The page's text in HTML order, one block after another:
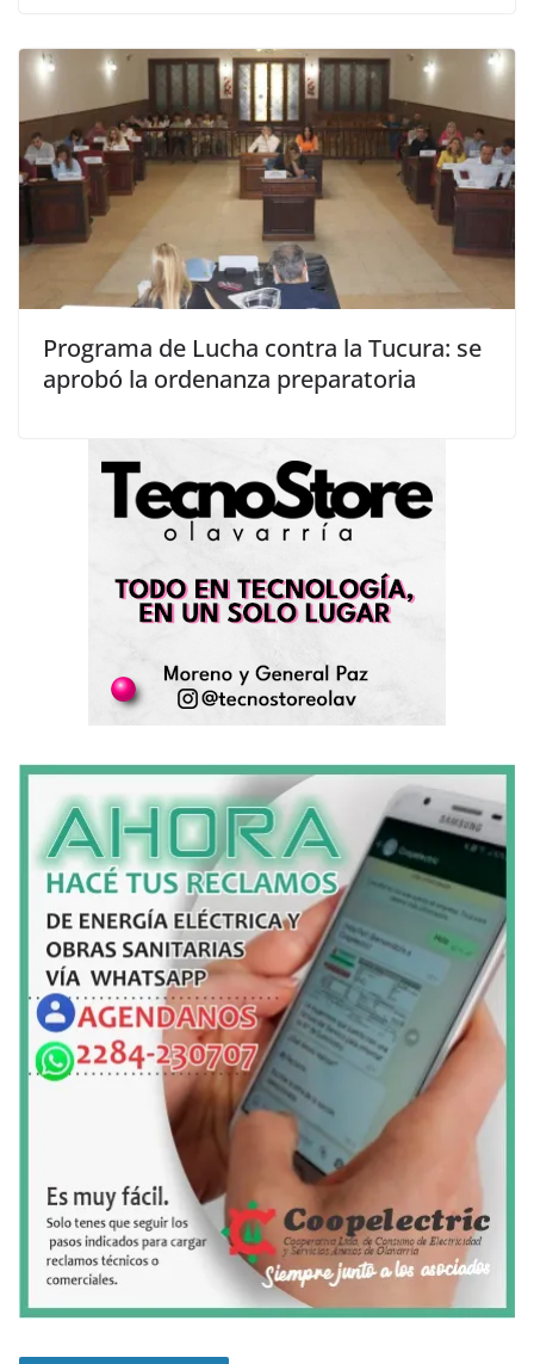
Programa de Lucha contra la Tucura: se
aprobó la ordenanza preparatoria